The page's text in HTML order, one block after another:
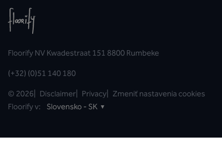
Floorify NV Kwadestraat 151 8800 Rumbeke
(+32) (0)51 140 180
© 2026 Disclaimer Privacy
Zmeniť nastavenia cookies
Floorify v:
Slovensko - SK ▼